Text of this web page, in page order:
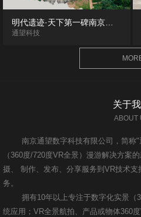
通望科技
关于
ABOUT
南京通望数字科技有限公司，简称"
（360度/720度VR全景）漫游解决方案
摄、 制作、发布、分享服务到VR技术
务。
拥有10年以上专注于数字化实景（
统应用；VR全景航拍、产品或物体360